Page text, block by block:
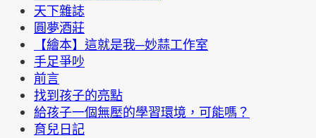
天下雜誌
圓夢酒莊
【繪本】這就是我─妙蒜工作室
手足爭吵
前言
找到孩子的亮點
給孩子一個無壓的學習環境，可能嗎？
育兒日記